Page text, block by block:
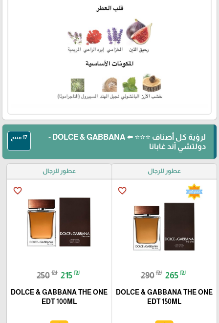
لرؤية كل أصناف ⭐⭐⭐ ⬅️ DOLCE & GABBANA -
دولتشي آند غابانا
17 منتج
عطور للرجال
favorite_border
290₪ 265 ₪
DOLCE & GABBANA THE ONE
EDT 150ML
عطور للرجال
favorite_border
250₪ 215 ₪
DOLCE & GABBANA THE ONE
EDT 100ML